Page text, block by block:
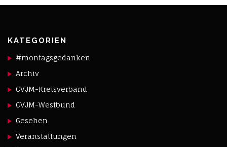
KATEGORIEN
#montagsgedanken
Archiv
CVJM-Kreisverband
CVJM-Westbund
Gesehen
Veranstaltungen